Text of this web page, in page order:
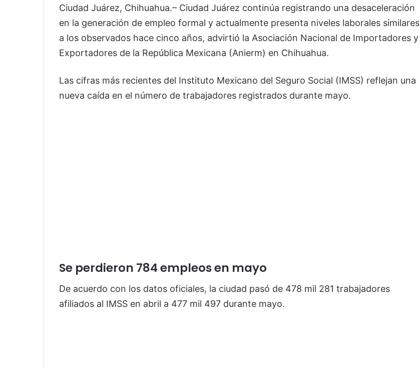
Ciudad Juárez, Chihuahua.– Ciudad Juárez continúa registrando una desaceleración
en la generación de empleo formal y actualmente presenta niveles laborales similares
a los observados hace cinco años, advirtió la Asociación Nacional de Importadores y
Exportadores de la República Mexicana (Anierm) en Chihuahua.
Las cifras más recientes del Instituto Mexicano del Seguro Social (IMSS) reflejan una
nueva caída en el número de trabajadores registrados durante mayo.
Se perdieron 784 empleos en mayo
De acuerdo con los datos oficiales, la ciudad pasó de 478 mil 281 trabajadores
afiliados al IMSS en abril a 477 mil 497 durante mayo.